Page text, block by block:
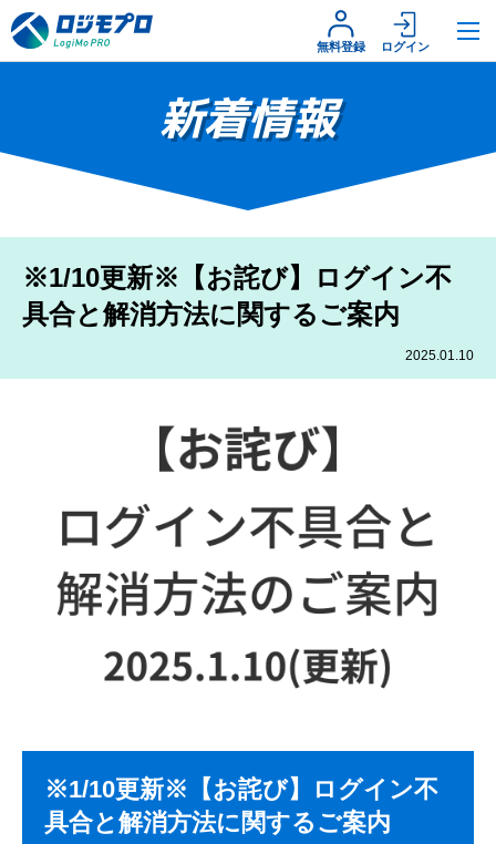
無料登録 ログイン
新着情報
※1/10更新※【お詫び】ログイン不
具合と解消方法に関するご案内
2025.01.10
※1/10更新※【お詫び】ログイン不
具合と解消方法に関するご案内